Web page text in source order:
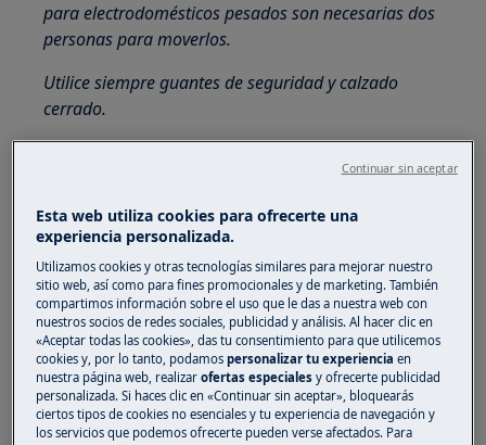
para electrodomésticos pesados son necesarias dos
personas para moverlos.
Utilice siempre guantes de seguridad y calzado
cerrado.
reparación no profesional pueden tener
consecuencias para la seguridad si no se realizan
correctamente.
Cómo desmontar y montar el cajón de
detergente
OBSERVACIÓN:
Las siguientes fotos son solo ilustrativas, pueden
diferir del modelo de su lavadora / lavadora
secadora.
Esta web utiliza cookies para ofrecerte una
experiencia personalizada.
Utilizamos cookies y otras tecnologías similares para mejorar nuestro
sitio web, así como para fines promocionales y de marketing. También
compartimos información sobre el uso que le das a nuestra web con
nuestros socios de redes sociales, publicidad y análisis. Al hacer clic en
«Aceptar todas las cookies», das tu consentimiento para que utilicemos
cookies y, por lo tanto, podamospersonalizar tu experienciaen
nuestra página web, realizarofertas especiales y ofrecerte publicidad
personalizada. Si haces clic en «Continuar sin aceptar», bloquearás
ciertos tipos de cookies no esenciales y tu experiencia de navegación y
los servicios que podemos ofrecerte pueden verse afectados. Para
Continuar sin aceptar